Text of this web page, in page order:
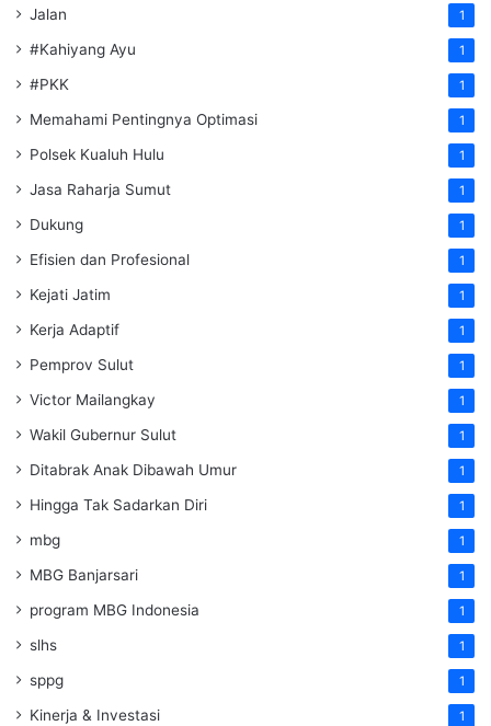
Jalan 1
#Kahiyang Ayu 1
#PKK 1
Memahami Pentingnya Optimasi 1
Polsek Kualuh Hulu 1
Jasa Raharja Sumut 1
Dukung 1
Efisien dan Profesional 1
Kejati Jatim 1
Kerja Adaptif 1
Pemprov Sulut 1
Victor Mailangkay 1
Wakil Gubernur Sulut 1
Ditabrak Anak Dibawah Umur 1
Hingga Tak Sadarkan Diri 1
mbg 1
MBG Banjarsari 1
program MBG Indonesia 1
slhs 1
sppg 1
Kinerja & Investasi 1